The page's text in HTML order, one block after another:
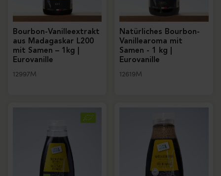
Bourbon-Vanilleextrakt
aus Madagaskar L200
mit Samen – 1kg |
Eurovanille
12997M
Natürliches Bourbon-
Vanillearoma mit
Samen - 1 kg |
Eurovanille
12619M